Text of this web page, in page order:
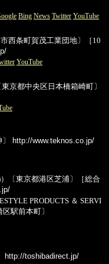
Bing News Twitter YouTube
西条町賀茂工業団地〕［10
YouTube
東京都中央区日本橋箱崎町〕
http://www.teknos.co.jp/
〔東京都港区芝浦〕［総合
PRODUCTS ＆ SERVI
駅前本町〕
http://toshibadirect.jp/